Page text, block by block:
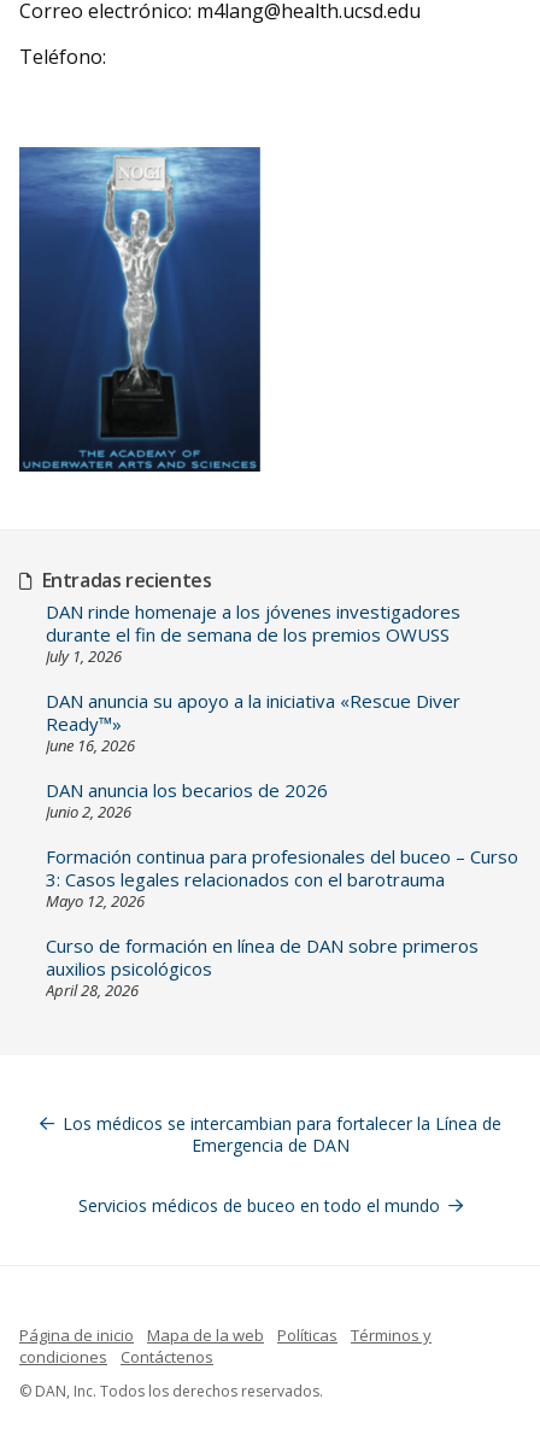
Correo electrónico: m4lang@health.ucsd.edu
Teléfono:
Entradas recientes
DAN rinde homenaje a los jóvenes investigadores
durante el fin de semana de los premios OWUSS
July 1, 2026
DAN anuncia su apoyo a la iniciativa «Rescue Diver
Ready™»
June 16, 2026
DAN anuncia los becarios de 2026
Junio 2, 2026
Formación continua para profesionales del buceo – Curso
3: Casos legales relacionados con el barotrauma
Mayo 12, 2026
Curso de formación en línea de DAN sobre primeros
auxilios psicológicos
April 28, 2026
de
Servicios médicos de buceo en todo el mundo
Los médicos se intercambian para fortalecer la Línea de
Emergencia de DAN
Página de inicio Mapa de la web Políticas
Términos y
condiciones
Contáctenos
© DAN, Inc. Todos los derechos reservados.